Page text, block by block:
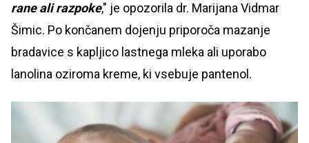
rane ali razpoke," je opozorila dr. Marijana Vidmar
Šimic. Po končanem dojenju priporoča mazanje
bradavice s kapljico lastnega mleka ali uporabo
lanolina oziroma kreme, ki vsebuje pantenol.